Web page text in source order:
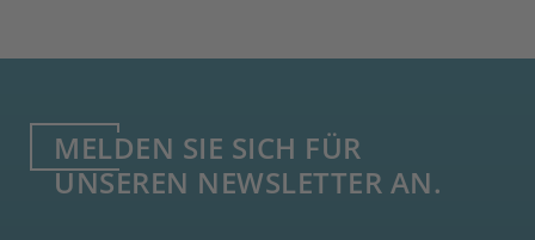
MELDEN SIE SICH FÜR
UNSEREN NEWSLETTER AN.